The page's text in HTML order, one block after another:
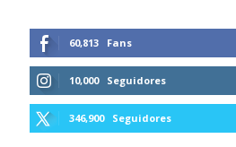
60,813 Fans
10,000 Seguidores
346,900 Seguidores